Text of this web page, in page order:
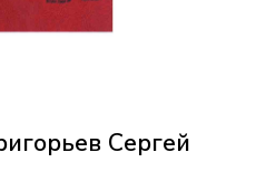
Сергей